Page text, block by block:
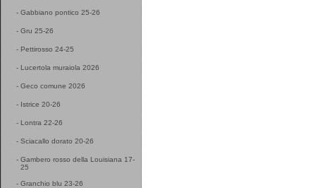
- Gabbiano pontico 25-26
- Gru 25-26
- Pettirosso 24-25
- Lucertola muraiola 2026
- Geco comune 2026
- Istrice 20-26
- Lontra 22-26
- Sciacallo dorato 20-26
- Gambero rosso della Louisiana 17-
25
- Granchio blu 23-26